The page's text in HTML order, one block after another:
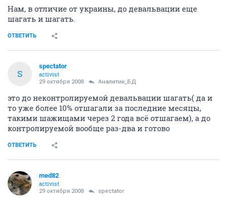
Нам, в отличие от украины, до девальвации еще
шагать и шагать.
ОТВЕТИТЬ
S
spectator
activist
29 октября 2008 Аналитик_БД
это до неконтролируемой девальвации шагать( да и
то уже более 10% отшагали за последние месяцы,
такими шажищами через 2 года всё отшагаем), а до
контролируемой вообще раз-два и готово
ОТВЕТИТЬ
med82
activist
29 октября 2008 spectator